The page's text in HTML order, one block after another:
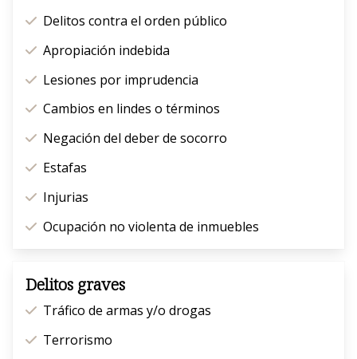
Delitos contra el orden público
Apropiación indebida
Lesiones por imprudencia
Cambios en lindes o términos
Negación del deber de socorro
Estafas
Injurias
Ocupación no violenta de inmuebles
Delitos graves
Tráfico de armas y/o drogas
Terrorismo